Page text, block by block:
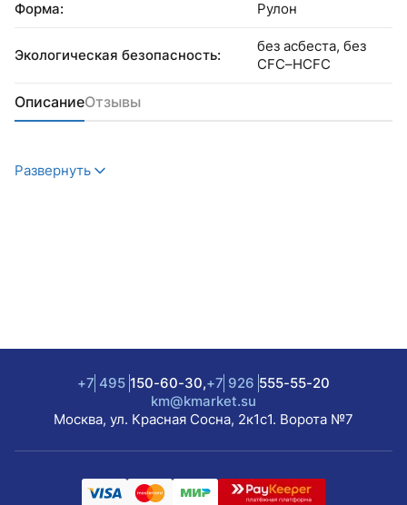
Форма: Рулон
Экологическая безопасность:
без асбеста, без
CFC–HCFC
ОписаниеОтзывы
Развернуть
+7 495 150-60-30,+7 926 555-55-20
km@kmarket.su
Москва, ул. Красная Сосна, 2к1с1. Ворота №7